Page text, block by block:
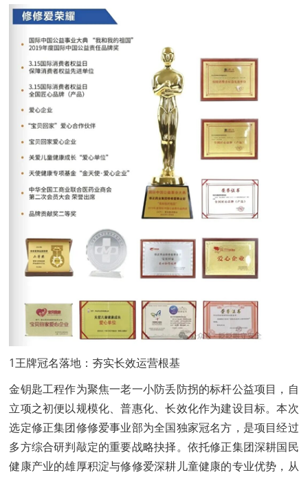
1王牌冠名落地：夯实长效运营根基
金钥匙工程作为聚焦一老一小防丢防拐的标杆公益项目，自
立项之初便以规模化、普惠化、长效化作为建设目标。本次
选定修正集团修修爱事业部为全国独家冠名方，是项目经过
多方综合研判敲定的重要战略抉择。依托修正集团深耕国民
健康产业的雄厚积淀与修修爱深耕儿童健康的专业优势，从